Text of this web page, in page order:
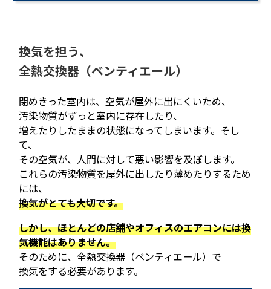
換気を担う、
全熱交換器（ベンティエール）
閉めきった室内は、空気が屋外に出にくいため、
汚染物質がずっと室内に存在したり、
増えたりしたままの状態になってしまいます。そし
て、
その空気が、人間に対して悪い影響を及ぼします。
これらの汚染物質を屋外に出したり薄めたりするため
には、
換気がとても大切です。
しかし、ほとんどの店舗やオフィスのエアコンには換
気機能はありません。
そのために、全熱交換器（ベンティエール）で
換気をする必要があります。